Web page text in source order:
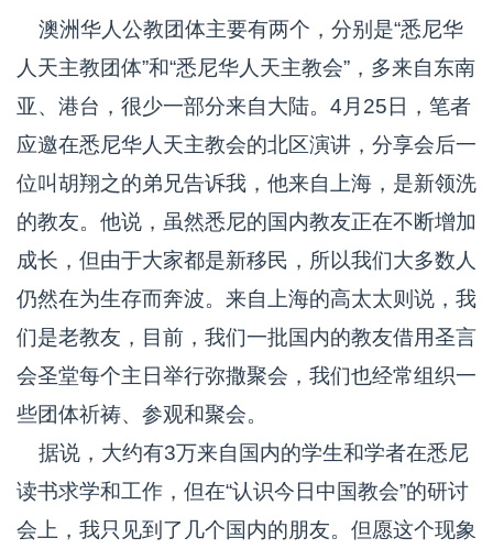
澳洲华人公教团体主要有两个，分别是“悉尼华
人天主教团体”和“悉尼华人天主教会”，多来自东南
亚、港台，很少一部分来自大陆。4月25日，笔者
应邀在悉尼华人天主教会的北区演讲，分享会后一
位叫胡翔之的弟兄告诉我，他来自上海，是新领洗
的教友。他说，虽然悉尼的国内教友正在不断增加
成长，但由于大家都是新移民，所以我们大多数人
仍然在为生存而奔波。来自上海的高太太则说，我
们是老教友，目前，我们一批国内的教友借用圣言
会圣堂每个主日举行弥撒聚会，我们也经常组织一
些团体祈祷、参观和聚会。
据说，大约有3万来自国内的学生和学者在悉尼
读书求学和工作，但在“认识今日中国教会”的研讨
会上，我只见到了几个国内的朋友。但愿这个现象